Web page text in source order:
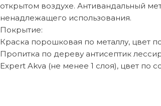
открытом воздухе. Антивандальный
ненадлежащего использования.
Покрытие:
Краска порошковая по металлу, цвет
Пропитка по дереву антисептик
Expert Akva (не менее 1 слоя), цвет по